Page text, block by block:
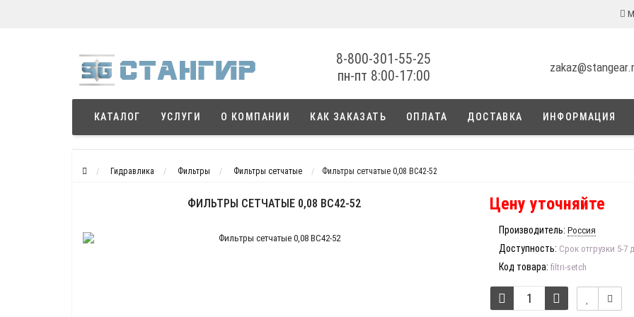
8-800-301-55-25
пн-пт 8:00-17:00
КАТАЛОГ УСЛУГИ О КОМПАНИИ КАК ЗАКАЗАТЬ ОПЛАТА ДОСТАВКА ИНФОРМАЦИЯ
Гидравлика Фильтры Фильтры сетчатые Фильтры сетчатые 0,08 ВС42-52
ФИЛЬТРЫ СЕТЧАТЫЕ 0,08 ВС42-52 Цену уточняйте
Производитель: Россия
Доступность: Срок отгрузки 5-7
Код товара: filtri-setch